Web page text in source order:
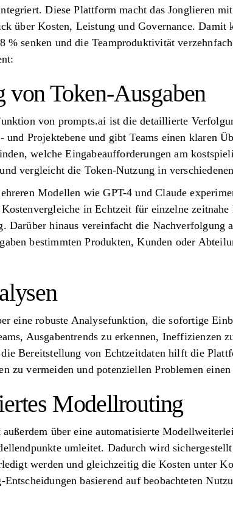
Diese Plattform macht das Jonglieren
über Kosten, Leistung und Governance. Damit
% senken und die Teamproduktivität
von Token-Ausgaben
von prompts.ai ist die detaillierte
und Projektebene und gibt Teams einen klaren
welche Eingabeaufforderungen am
vergleicht die Token-Nutzung in
Modellen wie GPT-4 und Claude
in Echtzeit für einzelne
Darüber hinaus vereinfacht die Nachverfolgung
bestimmten Produkten, Kunden oder
eine robuste Analysefunktion, die sofortige
Ausgabentrends zu erkennen, Ineffizienzen
Bereitstellung von Echtzeitdaten hilft die
zu vermeiden und potenziellen Problemen
Modellrouting
über eine automatisierte
umleitet. Dadurch wird
werden und gleichzeitig die Kosten unter
Entscheidungen basierend auf beobachteten